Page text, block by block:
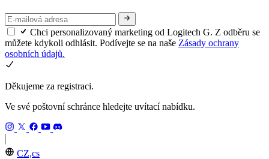
Chci personalizovaný marketing od Logitech G. Z odběru se
můžete kdykoli odhlásit. Podívejte se na naše Zásady ochrany
osobních údajů.
Děkujeme za registraci.
Ve své poštovní schránce hledejte uvítací nabídku.
CZ,cs